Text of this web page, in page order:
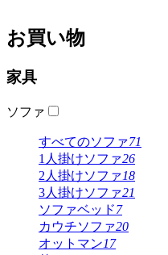
お買い物
家具
ソファ
すべてのソファ71
1人掛けソファ26
2人掛けソファ18
3人掛けソファ21
ソファベッド7
カウチソファ20
オットマン17